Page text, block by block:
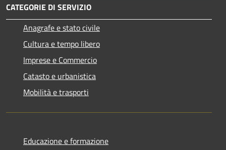
CATEGORIE DI SERVIZIO
Anagrafe e stato civile
Cultura e tempo libero
Imprese e Commercio
Catasto e urbanistica
Mobilità e trasporti
Educazione e formazione